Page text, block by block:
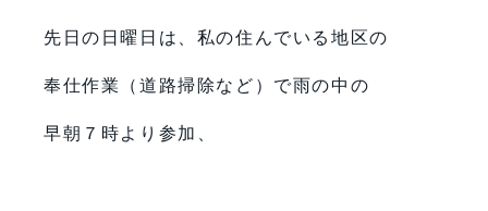
先日の日曜日は、私の住んでいる地区の
奉仕作業（道路掃除など）で雨の中の
早朝７時より参加、